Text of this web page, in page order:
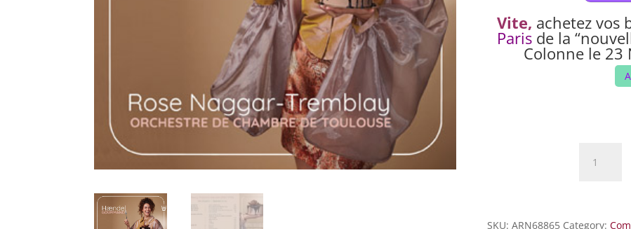
Vite, achetez vos
Parisde la
Colonne le 23
GOURMAND
SKU:ARN68865 Category: